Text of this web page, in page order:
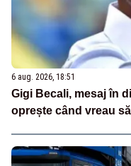
6 aug. 2026, 18:51
Gigi Becali, mesaj în
oprește când vreau